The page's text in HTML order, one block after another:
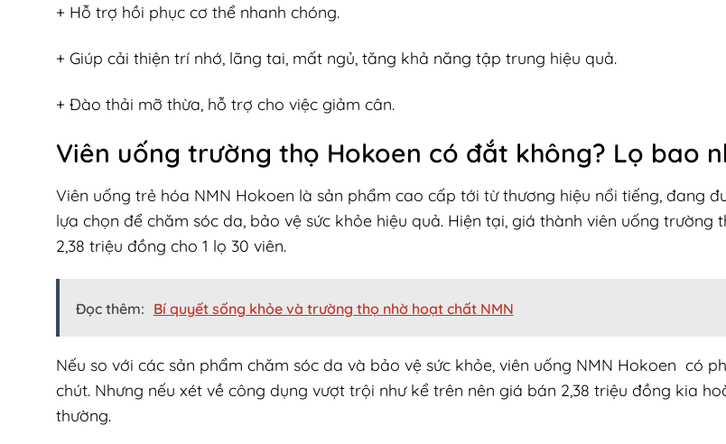
+ Hỗ trợ hồi phục cơ thể nhanh chóng.
+ Giúp cải thiện trí nhớ, lãng tai, mất ngủ, tăng khả năng tập trung hiệu quả.
+ Đào thải mỡ thừa, hỗ trợ cho việc giảm cân.
Viên uống trường thọ Hokoen có đắt không? Lọ bao
Viên uống trẻ hóa NMN Hokoen là sản phẩm cao cấp tới từ thương hiệu nổi tiếng, đang
lựa chọn để chăm sóc da, bảo vệ sức khỏe hiệu quả. Hiện tại, giá thành viên uống trường
2,38 triệu đồng cho 1 lọ 30 viên.
Đọc thêm: Bí quyết sống khỏe và trường thọ nhờ hoạt chất NMN
Nếu so với các sản phẩm chăm sóc da và bảo vệ sức khỏe, viên uống NMN Hokoen có
chút. Nhưng nếu xét về công dụng vượt trội như kể trên nên giá bán 2,38 triệu đồng kia
thường.